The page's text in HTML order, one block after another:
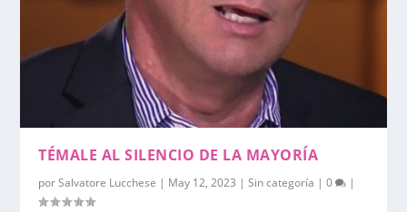
TÉMALE AL SILENCIO DE LA MAYORÍA
porSalvatore Lucchese | May 12, 2023 |Sin categoría |0 |